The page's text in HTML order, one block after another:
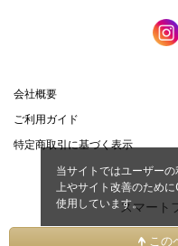
会社概要
ご利用ガイド
特定商取引に基づく表示
スマー
この
当サイトではユーザーの
上やサイト改善のため
使用しています。